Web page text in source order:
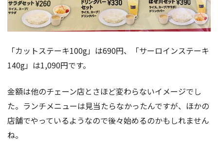
「カットステーキ100g」は690円、「サーロインステーキ
140g」は1,090円です。
金額は他のチェーン店とさほど変わらないイメージでし
た。ランチメニューは見当たらなかったんですが、ほかの
店舗でやっているようなので後々始めるのかもしれません
ね。